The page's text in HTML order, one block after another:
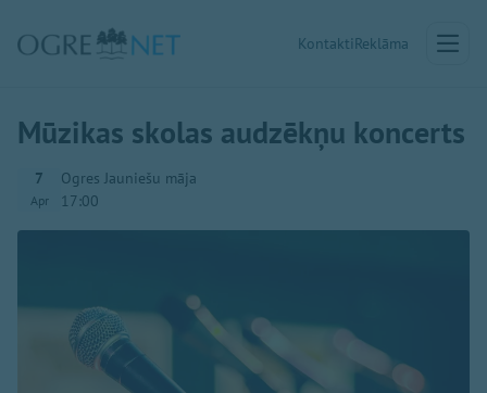
KontaktiReklāma
Mūzikas skolas audzēkņu koncerts
7
Apr
Ogres Jauniešu māja
17:00